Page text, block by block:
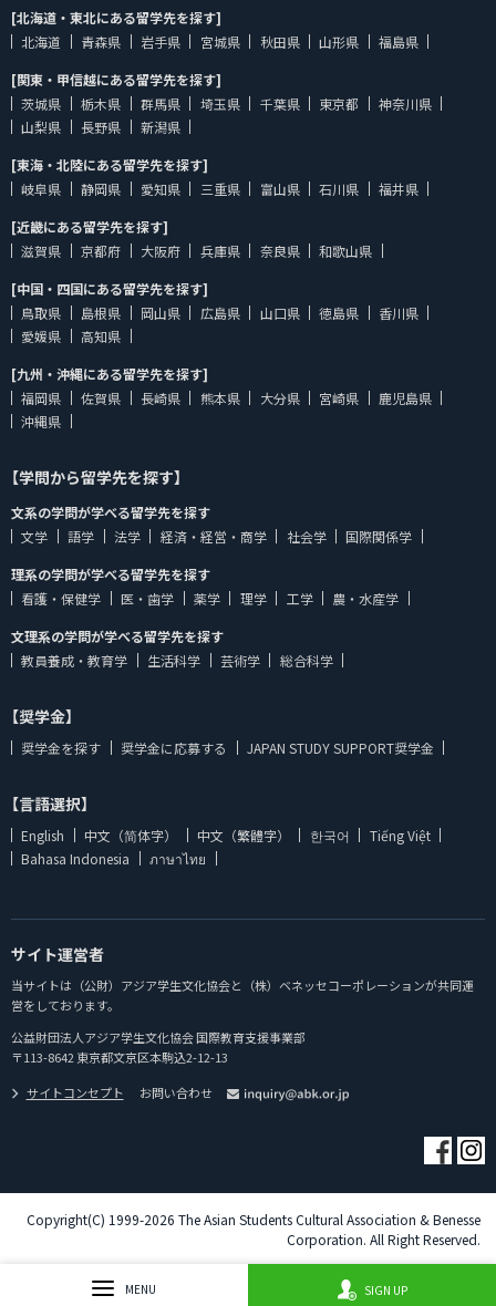
[北海道・東北にある留学先を探す]
北海道
青森県 岩手県 宮城県 秋田県 山形県
福島県
[関東・甲信越にある留学先を探す]
茨城県
栃木県 群馬県 埼玉県 千葉県 東京都
神奈川県
山梨県
長野県
新潟県
[東海・北陸にある留学先を探す]
岐阜県
静岡県 愛知県 三重県 富山県 石川県
福井県
[近畿にある留学先を探す]
滋賀県
京都府 大阪府 兵庫県 奈良県
和歌山県
[中国・四国にある留学先を探す]
鳥取県
島根県 岡山県 広島県 山口県 徳島県
香川県
愛媛県
高知県
[九州・沖縄にある留学先を探す]
福岡県
佐賀県 長崎県 熊本県 大分県 宮崎県
鹿児島県
沖縄県
【学問から留学先を探す】
文系の学問が学べる留学先を探す
文学
語学 法学 経済・経営・商学 社会学
国際関係学
理系の学問が学べる留学先を探す
看護・保健学
医・歯学 薬学 理学 工学
農・水産学
文理系の学問が学べる留学先を探す
教員養成・教育学
生活科学 芸術学 総合科学
【奨学金】
奨学金を探す 奨学金に応募する JAPAN STUDY SUPPORT奨学金
【言語選択】
English 中文（简体字） 中文（繁體字） 한국어
Tiếng Việt
Bahasa Indonesia
ภาษาไทย
サイト運営者
当サイトは（公財）アジア学生文化協会と（株）ベネッセコーポレーションが共同運
営をしております。
公益財団法人アジア学生文化協会 国際教育支援事業部
〒113-8642 東京都文京区本駒込2-12-13
サイトコンセプト
お問い合わせ
Copyright(C) 1999-2026 The Asian Students Cultural Association & Benesse
Corporation. All Right Reserved.
MENU SIGN UP